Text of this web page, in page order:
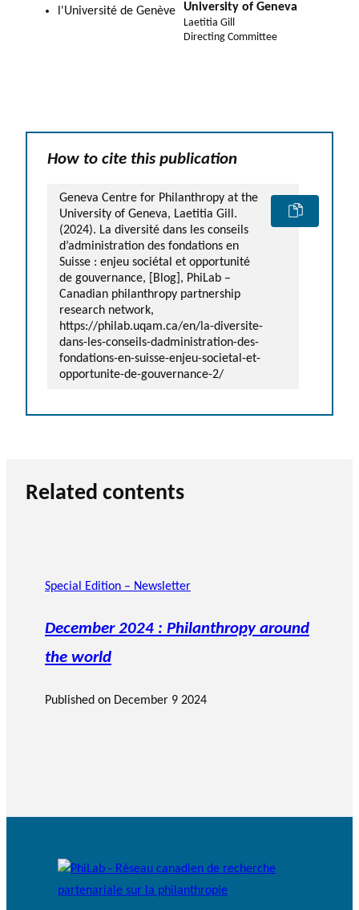
University of Geneva
Laetitia Gill
Directing Committee
How to cite this publication
Geneva Centre for Philanthropy at the
University of Geneva, Laetitia Gill.
(2024). La diversité dans les conseils
d’administration des fondations en
Suisse : enjeu sociétal et opportunité
de gouvernance, [Blog], PhiLab –
Canadian philanthropy partnership
research network,
https://philab.uqam.ca/en/la-diversite-
dans-les-conseils-dadministration-des-
fondations-en-suisse-enjeu-societal-et-
opportunite-de-gouvernance-2/
Related contents
Special Edition – Newsletter
December 2024 : Philanthropy around
the world
Published on December 9 2024